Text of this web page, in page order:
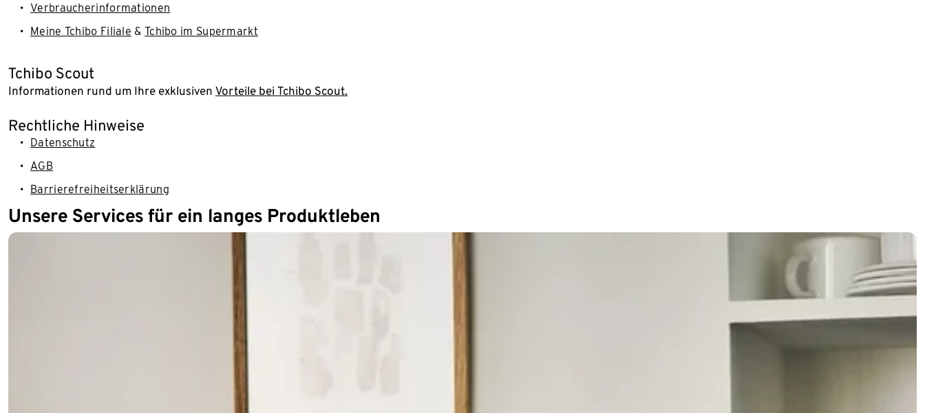
Verbraucherinformationen
Meine Tchibo Filiale & Tchibo im Supermarkt
Tchibo Scout
Informationen rund um Ihre exklusiven Vorteile bei Tchibo Scout.
Rechtliche Hinweise
Datenschutz
AGB
Barrierefreiheitserklärung
Unsere Services für ein langes Produktleben